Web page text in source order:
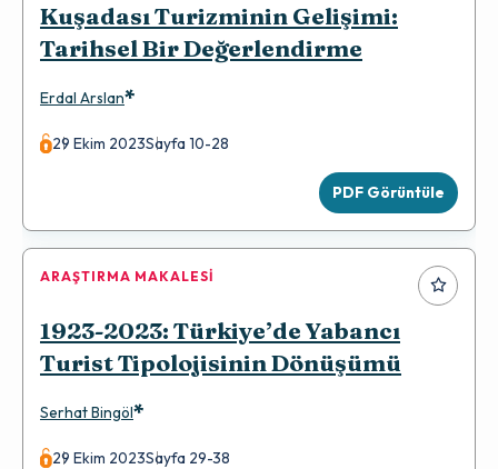
Kuşadası Turizminin Gelişimi:
Tarihsel Bir Değerlendirme
Erdal Arslan*
29 Ekim 2023Sayfa 10-28
PDF Görüntüle
ARAŞTIRMA MAKALESI
1923-2023: Türkiye’de Yabancı
Turist Tipolojisinin Dönüşümü
Serhat Bingöl*
29 Ekim 2023Sayfa 29-38